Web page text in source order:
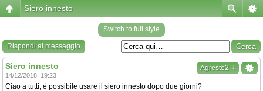
Siero innesto
Switch to full style
Rispondi al messaggio
Agreste2 ↓
Siero innesto
14/12/2018, 19:23
Ciao a tutti, è possibile usare il siero innesto dopo due giorni?